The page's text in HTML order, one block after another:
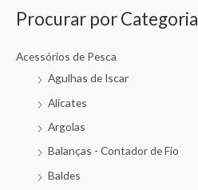
Procurar por Categoria
Acessórios de Pesca
Agulhas de Iscar
Alicates
Argolas
Balanças - Contador de Fio
Baldes